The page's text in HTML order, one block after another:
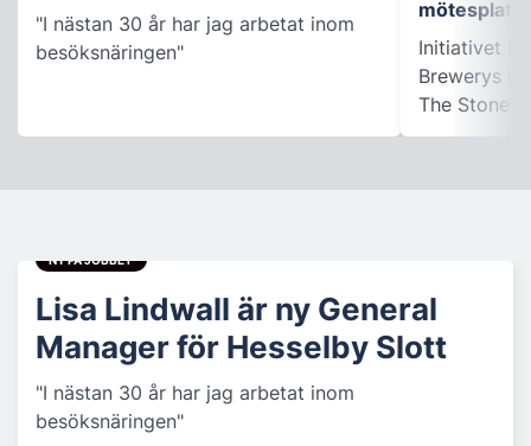
"I nästan 30 år har jag arbetat inom
besöksnäringen"
Initiativet
Brewerys
The
NY PÅ JOBBET
Lisa Lindwall är ny General
Manager för Hesselby Slott
"I nästan 30 år har jag arbetat inom
besöksnäringen"